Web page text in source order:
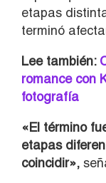
etapas
terminó
Lee también:
romance con
fotografía
«El término
etapas
coincidir»,